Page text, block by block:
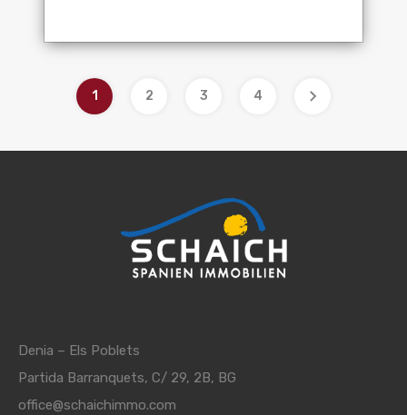
1 2 3 4
Denia – Els Poblets
Partida Barranquets, C/ 29, 2B, BG
office@schaichimmo.com